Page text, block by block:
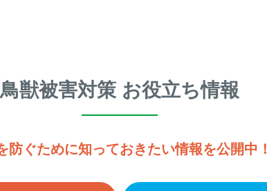
鳥獣被害対策 お役立ち情報
防ぐために知っておきたい情報を公開中！